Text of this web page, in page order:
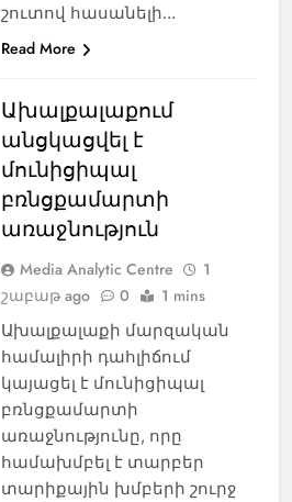
շուտով հասանելի…
Read More
Ախալքալաքում
անցկացվել է
մունիցիպալ
բռնցքամարտի
առաջնություն
Media Analytic Centre
1
շաբաթ ago
0 1 mins
Ախալքալաքի մարզական
համալիրի դահլիճում
կայացել է մունիցիպալ
բռնցքամարտի
առաջնությունը, որը
համախմբել է տարբեր
տարիքային խմբերի շուրջ